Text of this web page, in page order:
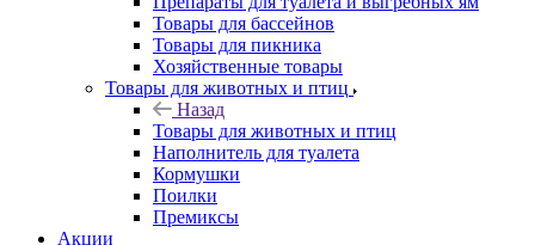
Товары для бассейнов
Товары для пикника
Хозяйственные товары
Товары для животных и птиц
Назад
Товары для животных и птиц
Наполнитель для туалета
Кормушки
Поилки
Премиксы
Акции